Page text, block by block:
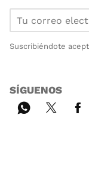
Suscribiéndote
SÍGUENOS